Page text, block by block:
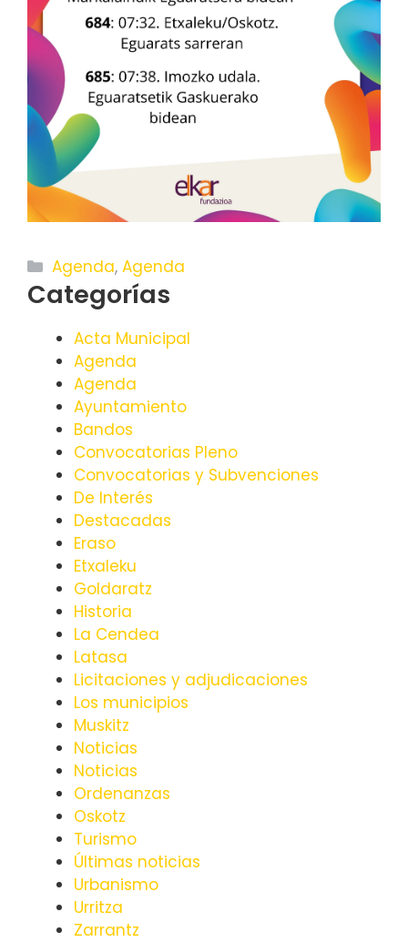
Categorías
Agenda,Agenda
Categorías
Acta Municipal
Agenda
Agenda
Ayuntamiento
Bandos
Convocatorias Pleno
Convocatorias y Subvenciones
De Interés
Destacadas
Eraso
Etxaleku
Goldaratz
Historia
La Cendea
Latasa
Licitaciones y adjudicaciones
Los municipios
Muskitz
Noticias
Noticias
Ordenanzas
Oskotz
Turismo
Últimas noticias
Urbanismo
Urritza
Zarrantz